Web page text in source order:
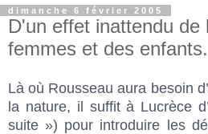
dimanche 6 février 2005
D'un effet inattendu de
femmes et des enfants.
Là où Rousseau aura besoin
la nature, il suffit à Lucrèce
suite ») pour introduire les